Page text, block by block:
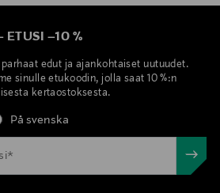
ETUSI –10 %
edut ja ajankohtaiset uutuudet.
sinulle etukoodin, jolla saat 10 %:n
kertaostoksesta.
På svenska